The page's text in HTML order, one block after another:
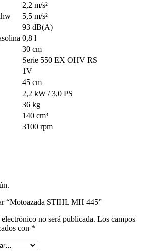
2,2 m/s²
5,5 m/s²
93 dB(A)
0,8 l
30 cm
Serie 550 EX OHV RS
1V
45 cm
2,2 kW / 3,0 PS
36 kg
140 cm³
3100 rpm
“Motoazada STIHL MH 445”
no será publicada. Los campos
con *